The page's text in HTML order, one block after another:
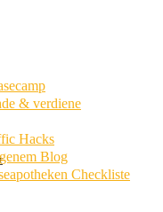
& verdiene
Hacks
Blog
Checkliste